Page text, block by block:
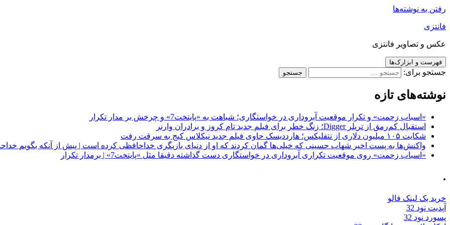
رفتن به نوشته‌ها
فانتزی
عکس و تصاویر فانتزی
فهرست و ابزارک‌ها
جستجو برای:
نوشته‌های تازه
«اسباب زحمت» و تکرار موقعیت آبروداری در خواستگاری؛ شباهت به «پایتخت7» و چرخش بر مدار تکرار
استقبال کم‌رمق از تریلر Digger؛ زنگ خطر برای فیلم جدید تام کروز و برادران وارنر
شکایت ۱۰۵ میلیون دلاری از نتفلیکس؛ هارددیسک حاوی فیلم جدید نیکلاس کیج به سرقت رفت
واکنش‌ها به پست اخیر شهاب حسینی که خیلی‌ها گمان کردند که او از دنیای بازیگری خداحافظی کرده است | پیش از آنکه بگویم
«اسباب زحمت» روی موقعیت تکراری آبروداری در خواستگاری دست گذاشته دقیقا مثل «پایتخت7» | برمدار تکرار
.
خرید بک لینک فالو
آپدیت نود 32
پسورد نود 32